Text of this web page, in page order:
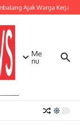
Ajak Warga Kerja
Me
nu